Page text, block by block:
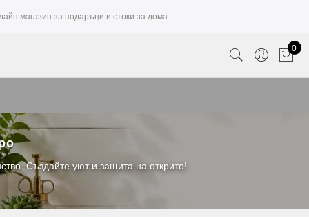
магазин за подаръци и стоки за дома
0
Създайте уют и защита на открито!